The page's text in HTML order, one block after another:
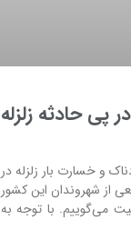
پی حادثه زلزله
و خسارت بار زلزله در
از شهروندان این کشور
می‌گوییم. با توجه به